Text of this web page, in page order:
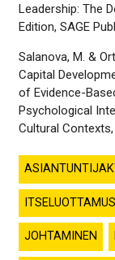
Leadership: The
Edition, SAGE
Salanova, M. &
Capital
of Evidence-
Psychological
Cultural
ITSELUOTTAMUS
JOHTAMINEN